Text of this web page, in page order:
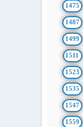
1475
1487
1499
1511
1523
1535
1547
1559